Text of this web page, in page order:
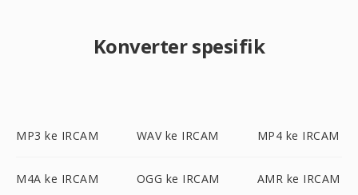
Konverter spesifik
MP3 ke IRCAM WAV ke IRCAM MP4 ke IRCAM
M4A ke IRCAM OGG ke IRCAM AMR ke IRCAM